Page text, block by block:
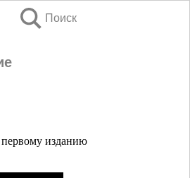
Поиск
изданию